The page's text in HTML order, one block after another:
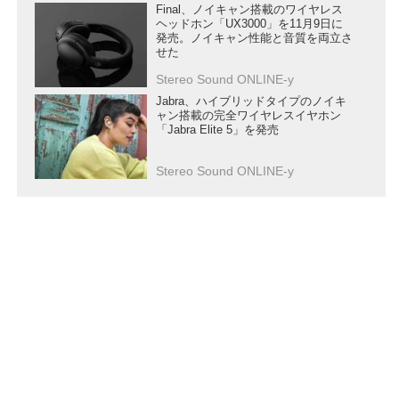
Final、ノイキャン搭載のワイヤレス
ヘッドホン「UX3000」を11月9日に
発売。ノイキャン性能と音質を両立さ
せた
Stereo Sound ONLINE-y
Jabra、ハイブリッドタイプのノイキ
ャン搭載の完全ワイヤレスイヤホン
「Jabra Elite 5」を発売
Stereo Sound ONLINE-y